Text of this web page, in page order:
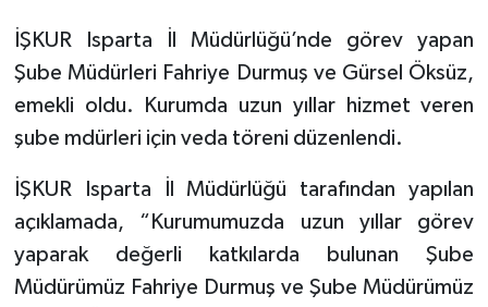
İŞKUR Isparta İl Müdürlüğü’nde görev yapan
Şube Müdürleri Fahriye Durmuş ve Gürsel Öksüz,
emekli oldu. Kurumda uzun yıllar hizmet veren
şube mdürleri için veda töreni düzenlendi.
İŞKUR Isparta İl Müdürlüğü tarafından yapılan
açıklamada, “Kurumumuzda uzun yıllar görev
yaparak değerli katkılarda bulunan Şube
Müdürümüz Fahriye Durmuş ve Şube Müdürümüz
SAĞLIK
Tarihi Yapılarımız
Teknoloji